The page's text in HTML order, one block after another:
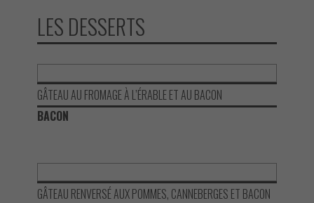
LES DESSERTS
GÂTEAU AU FROMAGE À L’ÉRABLE ET AU BACON
BACON
GÂTEAU RENVERSÉ AUX POMMES, CANNEBERGES ET BACON